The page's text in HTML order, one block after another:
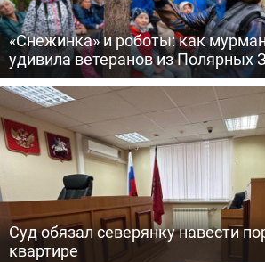
«Снежинка» и роботы: как
удивила ветеранов из Полярных
Суд обязал северянку навести
квартире